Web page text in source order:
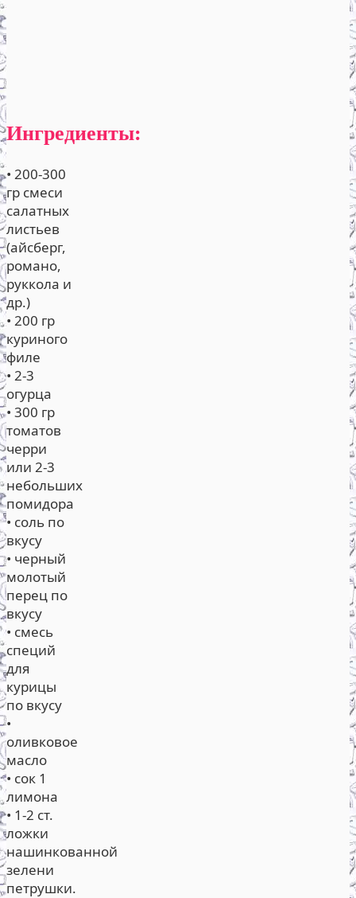
Ингредиенты:
• 200-300
гр смеси
салатных
листьев
(айсберг,
романо,
руккола и
др.)
• 200 гр
куриного
филе
• 2-3
огурца
• 300 гр
томатов
черри
или 2-3
небольших
помидора
• соль по
вкусу
• черный
молотый
перец по
вкусу
• смесь
специй
для
курицы
по вкусу
•
оливковое
масло
• сок 1
лимона
• 1-2 ст.
ложки
нашинкованной
зелени
петрушки.